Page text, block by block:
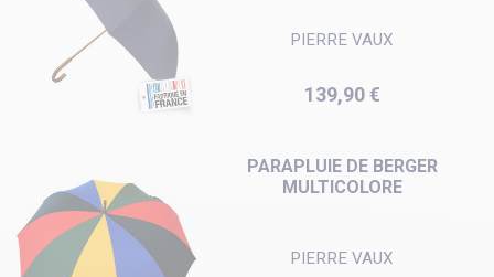
PIERRE VAUX
Prix
139,90 €
PARAPLUIE DE BERGER
MULTICOLORE
PIERRE VAUX